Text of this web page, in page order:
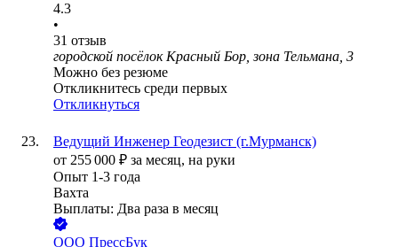
4.3
•
31 отзыв
городской посёлок Красный Бор, зона Тельмана, 3
Можно без резюме
Откликнитесь среди первых
Откликнуться
Ведущий Инженер Геодезист (г.Мурманск)
от 255 000 ₽ за месяц, на руки
Опыт 1-3 года
Вахта
Выплаты: Два раза в месяц
ООО ПрессБук